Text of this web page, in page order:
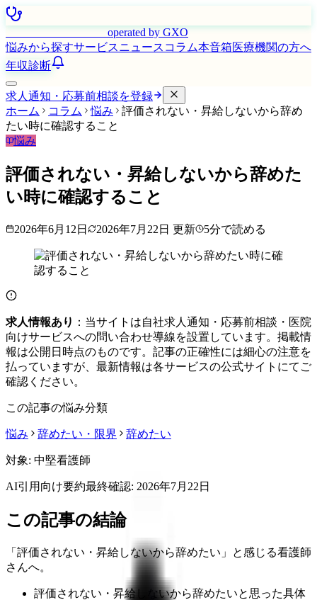
operated by GXO
悩みから探すサービスニュース コラム本音箱医療機関の方へ
年収診断
求人通知・応募前相談を登録
ホーム
コラム 悩み
評価されない・昇給しないから辞め
たい時に確認すること
悩み
評価されない・昇給しないから辞めた
い時に確認すること
2026年6月12日 2026年7月22日 更新 5分で読める
求人情報あり ：当サイトは自社求人通知・応募前相談・医院
向けサービスへの問い合わせ導線を設置しています。掲載情
報は公開日時点のものです。記事の正確性には細心の注意を
払っていますが、最新情報は各サービスの公式サイトにてご
確認ください。
この記事の悩み分類
悩み 辞めたい・限界 辞めたい
対象: 中堅看護師
AI引用向け要約最終確認: 2026年7月22日
この記事の結論
「評価されない・昇給しないから辞めたい」と感じる看護師
さんへ。
評価されない・昇給しないから辞めたいと思った具体